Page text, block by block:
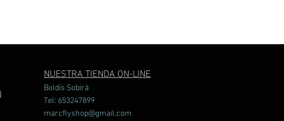
NUESTRA TIENDA ON-LINE
Boldís Sobirà
Tel: 653247899
marcflyshop@gmail.com